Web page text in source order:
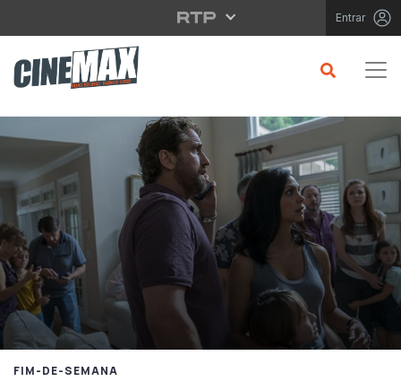
Saltar para o conteúdo principal Entrar
FIM-DE-SEMANA